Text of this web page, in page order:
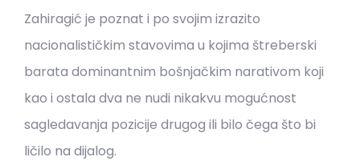
Zahiragić je poznat i po svojim izrazito
nacionalističkim stavovima u kojima štreberski
barata dominantnim bošnjačkim narativom koji
kao i ostala dva ne nudi nikakvu mogućnost
sagledavanja pozicije drugog ili bilo čega što bi
ličilo na dijalog.